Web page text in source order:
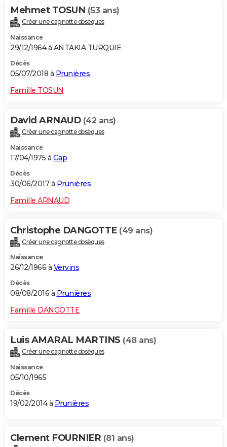
Mehmet TOSUN (53 ans)
Créer une cagnotte obsèques
Naissance
29/12/1964 à ANTAKIA TURQUIE
Décès
05/07/2018 à Prunières
Famille TOSUN
David ARNAUD (42 ans)
Créer une cagnotte obsèques
Naissance
17/04/1975 à Gap
Décès
30/06/2017 à Prunières
Famille ARNAUD
Christophe DANGOTTE (49 ans)
Créer une cagnotte obsèques
Naissance
26/12/1966 à Vervins
Décès
08/08/2016 à Prunières
Famille DANGOTTE
Luis AMARAL MARTINS (48 ans)
Créer une cagnotte obsèques
Naissance
05/10/1965
Décès
19/02/2014 à Prunières
Clement FOURNIER (81 ans)